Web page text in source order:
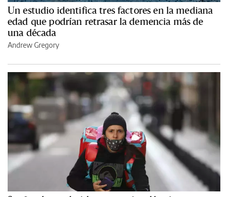
Un estudio identifica tres factores en la mediana
edad que podrían retrasar la demencia más de
una década
Andrew Gregory